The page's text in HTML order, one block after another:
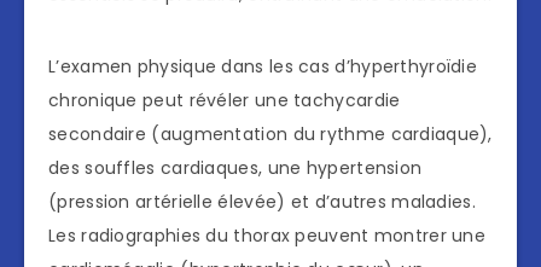
L’examen physique dans les cas d’hyperthyroïdie
chronique peut révéler une tachycardie
secondaire (augmentation du rythme cardiaque),
des souffles cardiaques, une hypertension
(pression artérielle élevée) et d’autres maladies.
Les radiographies du thorax peuvent montrer une